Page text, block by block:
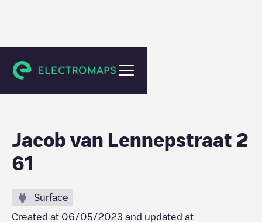
Amsterdam
Jacob van Lennepstraat 2
61
Surface
Created at 06/05/2023 and updated at